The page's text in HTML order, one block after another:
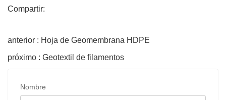
Compartir:
anterior : Hoja de Geomembrana HDPE
próximo : Geotextil de filamentos
Nombre